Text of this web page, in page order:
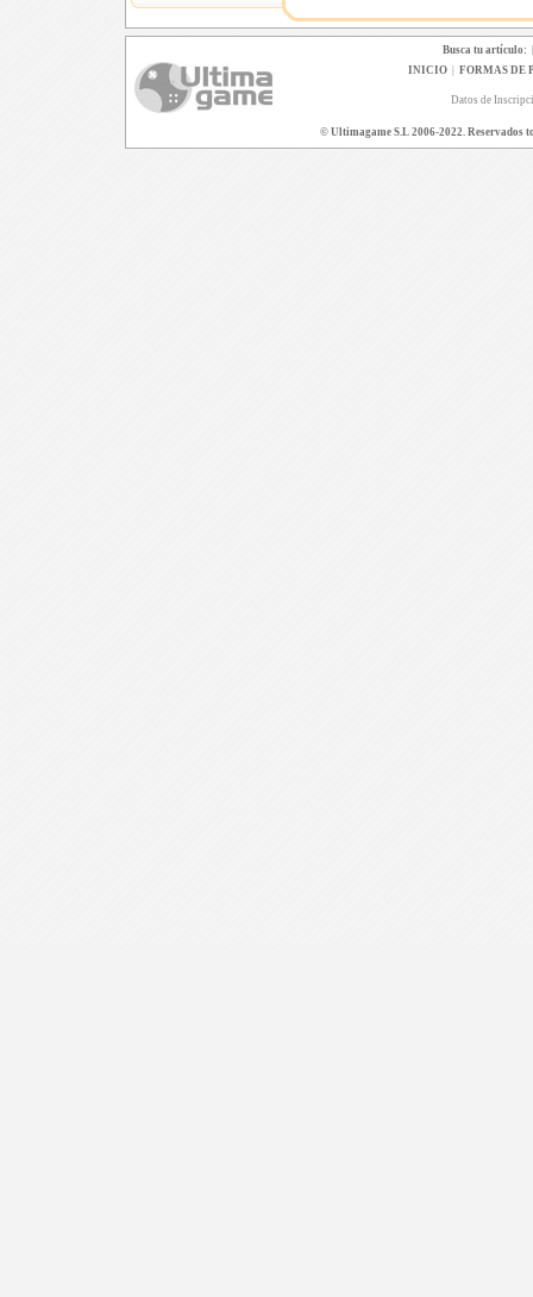
Busca tu artículo:
INICIO| FORMAS DE
Datos de
© Ultimagame S.L 2006-2022. Reservados